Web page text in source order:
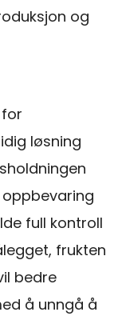
og
løsning
full kontroll
frukten
bedre
å unngå å